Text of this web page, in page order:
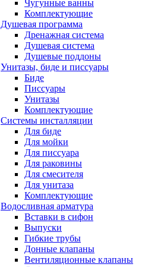
Чугунные ванны
Комплектующие
Душевая программа
Дренажная система
Душевая система
Душевые поддоны
Унитазы, биде и писсуары
Биде
Писсуары
Унитазы
Комплектующие
Системы инсталляции
Для биде
Для мойки
Для писсуара
Для раковины
Для смесителя
Для унитаза
Комплектующие
Водосливная арматура
Вставки в сифон
Выпуски
Гибкие трубы
Донные клапаны
Вентиляционные клапаны